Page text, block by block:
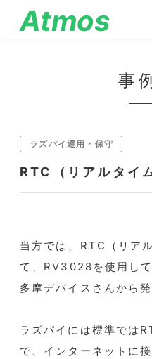
Atmos
事
ラズパイ運用・保守
RTC（リアルタイ
当方では、RTC（リア
て、RV3028を使用して
多摩デバイスさんから
ラズパイには標準では
で、インターネットに